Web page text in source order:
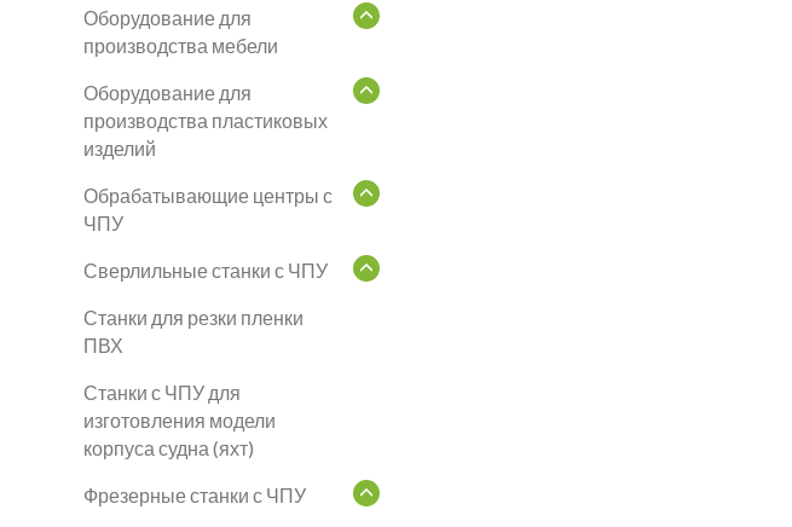
Оборудование для
производства мебели
Оборудование для
производства пластиковых
изделий
Обрабатывающие центры с
ЧПУ
Сверлильные станки с ЧПУ
Станки для резки пленки
ПВХ
Станки с ЧПУ для
изготовления модели
корпуса судна (яхт)
Фрезерные станки с ЧПУ